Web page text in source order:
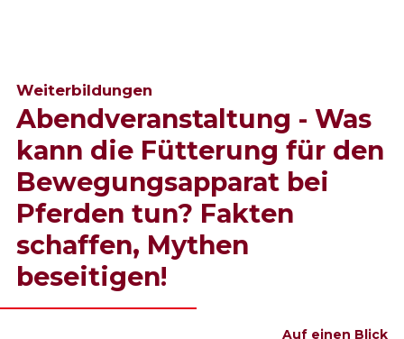
Weiterbildungen
Abendveranstaltung - Was
kann die Fütterung für den
Bewegungsapparat bei
Pferden tun? Fakten
schaffen, Mythen
beseitigen!
Auf einen Blick